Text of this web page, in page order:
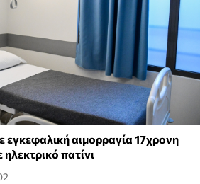
αιμορραγία 17χρονη
πατίνι